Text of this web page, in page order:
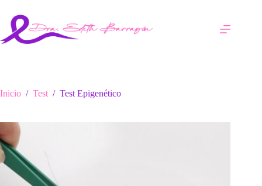
contenido
Inicio / Test / Test Epigenético